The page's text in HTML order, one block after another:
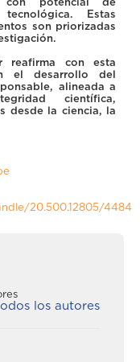
Estas
son priorizadas
reafirma con esta
el desarrollo del
alineada a
científica,
desde la ciencia, la
20.500.12805/4484
los autores